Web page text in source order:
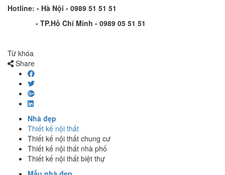
Hotline: - Hà Nội - 0989 51 51 51
- TP.Hồ Chí Minh - 0989 05 51 51
Từ khóa
Share
Nhà đẹp
Thiết kế nội thất
Thiết kế nội thất chung cư
Thiết kế nội thất nhà phố
Thiết kế nội thất biệt thự